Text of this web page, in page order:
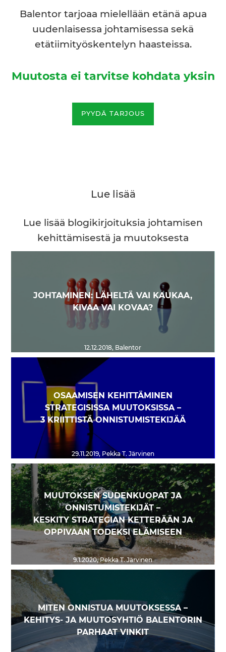
Balentor tarjoaa mielellään etänä apua
uudenlaisessa johtamisessa sekä
etätiimityöskentelyn haasteissa.
Muutosta ei tarvitse kohdata yksin
PYYDÄ TARJOUS
Lue lisää
Lue lisää blogikirjoituksia johtamisen
kehittämisestä ja muutoksesta
JOHTAMINEN: LÄHELTÄ VAI KAUKAA,
KIVAA VAI KOVAA?
12.12.2018, Balentor
OSAAMISEN KEHITTÄMINEN
STRATEGISISSA MUUTOKSISSA –
3 KRIITTISTÄ ONNISTUMISTEKIJÄÄ
29.11.2019, Pekka T. Järvinen
MUUTOKSEN SUDENKUOPAT JA
ONNISTUMISTEKIJÄT –
KESKITY STRATEGIAN KETTERÄÄN JA
OPPIVAAN TODEKSI ELÄMISEEN
9.1.2020,Pekka T. Järvinen
MITEN ONNISTUA MUUTOKSESSA –
KEHITYS- JA MUUTOSYHTIÖ BALENTORIN
PARHAAT VINKIT